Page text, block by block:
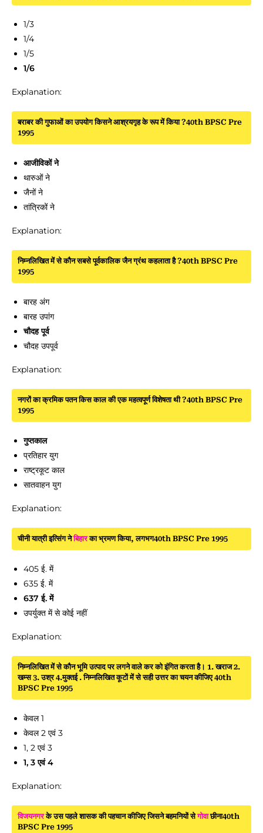
1/3
1/4
1/5
1/6
Explanation:
बराबर की गुफाओं का उपयोग किसने आश्रयगृह के रूप में किया ?40th BPSC Pre
1995
आजीविकों ने
थारुओं ने
जैनों ने
तांत्रिकों ने
Explanation:
निम्नलिखित में से कौन सबसे पूर्वकालिक जैन ग्रंथ कहलाता है ?40th BPSC Pre
1995
बारह अंग
बारह उपांग
चौदह पूर्व
चौदह उपपूर्व
Explanation:
नगरों का क्रमिक पतन किस काल की एक महत्वपूर्ण विशेषता थी ?40th BPSC Pre
1995
गुप्तकाल
प्रतिहार युग
राष्ट्रकूट काल
सातवाहन युग
Explanation:
चीनी यात्री इत्सिंग नेबिहारका भ्रमण किया, लगभग40th BPSC Pre 1995
405 ई. में
635 ई. में
637 ई. में
उपर्युक्त में से कोई नहीं
Explanation:
निम्नलिखित में से कौन भूमि उत्पाद पर लगने वाले कर को इंगित करता है। 1. खराज 2.
खम्स 3. उश्र 4.मुक्तई . निम्नलिखित कूटों में से सही उत्तर का चयन कीजिए 40th
BPSC Pre 1995
केवल 1
केवल 2 एवं 3
1, 2 एवं 3
1, 3 एवं 4
Explanation:
विजयनगरके उस पहले शासक की पहचान कीजिए जिसने बहमनियों सेगोवाछीना40th
BPSC Pre 1995